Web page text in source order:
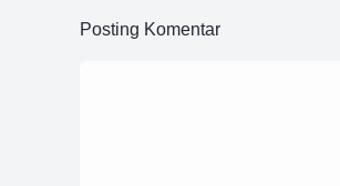
Posting Komentar